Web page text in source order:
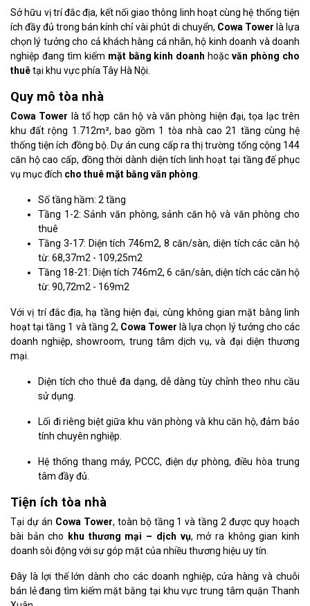
Sở hữu vị trí đắc địa, kết nối giao thông linh hoạt cùng hệ thống tiện
ích đầy đủ trong bán kính chỉ vài phút di chuyển, Cowa Tower là lựa
chọn lý tưởng cho cả khách hàng cá nhân, hộ kinh doanh và doanh
nghiệp đang tìm kiếm mặt bằng kinh doanh hoặc văn phòng cho
thuêtại khu vực phía Tây Hà Nội.
Quy mô tòa nhà
Cowa Tower là tổ hợp căn hộ và văn phòng hiện đại, tọa lạc trên
khu đất rộng 1.712m², bao gồm 1 tòa nhà cao 21 tầng cùng hệ
thống tiện ích đồng bộ. Dự án cung cấp ra thị trường tổng cộng 144
căn hộ cao cấp, đồng thời dành diện tích linh hoạt tại tầng đế phục
vụ mục đích cho thuê mặt bằng văn phòng
Số tầng hầm: 2 tầng
Tầng 1-2: Sảnh văn phòng, sảnh căn hộ và văn phòng cho
thuê
Tầng 3-17: Diện tích 746m2, 8 căn/sàn, diện tích các căn hộ
từ: 68,37m2 - 109,25m2
Tầng 18-21: Diện tích 746m2, 6 căn/sàn, diện tích các căn hộ
từ: 90,72m2 - 169m2
Với vị trí đắc địa, hạ tầng hiện đại, cùng không gian mặt bằng linh
hoạt tại tầng 1 và tầng 2, Cowa Tower là lựa chọn lý tưởng cho các
doanh nghiệp, showroom, trung tâm dịch vụ, và đại diện thương
mại.
Diện tích cho thuê đa dạng, dễ dàng tùy chỉnh theo nhu cầu
sử dụng.
Lối đi riêng biệt giữa khu văn phòng và khu căn hộ, đảm bảo
tính chuyên nghiệp.
Hệ thống thang máy, PCCC, điện dự phòng, điều hòa trung
tâm đầy đủ.
Tiện ích tòa nhà
Tại dự án Cowa Tower, toàn bộ tầng 1 và tầng 2 được quy hoạch
bài bản cho
khu thương mại – dịch vụ, mở ra không gian kinh
doanh sôi động với sự góp mặt của nhiều thương hiệu uy tín.
Đây là lợi thế lớn dành cho các doanh nghiệp, cửa hàng và chuỗi
bán lẻ đang tìm kiếm mặt bằng tại khu vực trung tâm quận Thanh